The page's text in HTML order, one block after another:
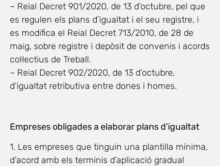
– Reial Decret 901/2020, de 13 d’octubre, pel que
es regulen els plans d’igualtat i el seu registre, i
es modifica el Reial Decret 713/2010, de 28 de
maig, sobre registre i depòsit de convenis i acords
col·lectius de Treball.
– Reial Decret 902/2020, de 13 d’octubre,
d’igualtat retributiva entre dones i homes.
Empreses obligades a elaborar plans d’igualtat
1. Les empreses que tinguin una plantilla mínima,
d’acord amb els terminis d’aplicació gradual